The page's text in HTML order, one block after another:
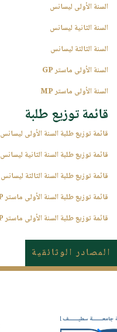
السنة الأولى ليسانس
السنةالثانية ليسانس
السنة الثالثة ليسانس
السنة الأولى ماسترGP
السنة الأولى ماستر MP
قائمة توزيع طلبة
قائمة توزيع طلبة السنة الأولى ليسانس
قائمة توزيع طلبة السنة الثانية ليسانس
قائمة توزيع طلبة السنة الثالثة ليسانس
قائمة توزيع طلبة السنة الأولى ماستر GP
قائمة توزيع طلبة السنة الأولى ماستر MP
المصادر الوثائقية